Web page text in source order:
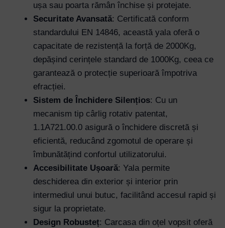
ușa sau poarta rămân închise și protejate.
Securitate Avansată: Certificată conform
standardului EN 14846, această yala oferă o
capacitate de rezistență la forță de 2000Kg,
depășind cerințele standard de 1000Kg, ceea ce
garantează o protecție superioară împotriva
efracției.
Sistem de Închidere Silențios: Cu un
mecanism tip cârlig rotativ patentat,
1.1A721.00.0 asigură o închidere discretă și
eficientă, reducând zgomotul de operare și
îmbunătățind confortul utilizatorului.
Accesibilitate Ușoară: Yala permite
deschiderea din exterior și interior prin
intermediul unui butuc, facilitând accesul rapid și
sigur la proprietate.
Design Robusteț: Carcasa din oțel vopsit oferă